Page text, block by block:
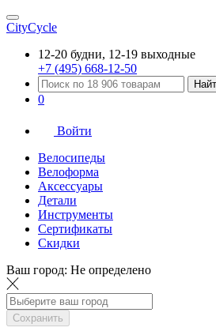
CityCycle
12-20 будни, 12-19 выходные
+7 (495) 668-12-50
0
Войти
Велосипеды
Велоформа
Аксессуары
Детали
Инструменты
Сертификаты
Скидки
Ваш город: Не определено
Сохранить